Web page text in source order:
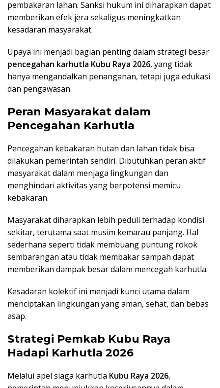
pembakaran lahan. Sanksi hukum ini diharapkan dapat
memberikan efek jera sekaligus meningkatkan
kesadaran masyarakat.
Upaya ini menjadi bagian penting dalam strategi besar
pencegahan karhutla Kubu Raya 2026, yang tidak
hanya mengandalkan penanganan, tetapi juga edukasi
dan pengawasan.
Peran Masyarakat dalam
Pencegahan Karhutla
Pencegahan kebakaran hutan dan lahan tidak bisa
dilakukan pemerintah sendiri. Dibutuhkan peran aktif
masyarakat dalam menjaga lingkungan dan
menghindari aktivitas yang berpotensi memicu
kebakaran.
Masyarakat diharapkan lebih peduli terhadap kondisi
sekitar, terutama saat musim kemarau panjang. Hal
sederhana seperti tidak membuang puntung rokok
sembarangan atau tidak membakar sampah dapat
memberikan dampak besar dalam mencegah karhutla.
Kesadaran kolektif ini menjadi kunci utama dalam
menciptakan lingkungan yang aman, sehat, dan bebas
asap.
Strategi Pemkab Kubu Raya
Hadapi Karhutla 2026
Melalui apel siaga karhutla Kubu Raya 2026,